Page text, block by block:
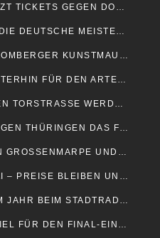
HSG: FINALE VORAUS – JETZT TICKETS GEGEN DORTMUND SICHERN!
HSG ERREICHT FINALE UM DIE DEUTSCHE MEISTERSCHAFT
VORFREUDE AUF DIE 25. BLOMBERGER KUNSTMAUER
BVB ENGAGIEREN SICH WEITERHIN FÜR DEN ARTENSCHUTZ
BAUARBEITEN IN DER NEUEN TORSTRASSE WERDEN FORTGESETZT
HSG WILL IN SPIEL DREI GEGEN THÜRINGEN DAS FINALE ERREICHEN
STRASSENSANIERUNGEN IN GROSSENMARPE UND WELLENTRUP
FREIBAD ÖFFNET AM 14. MAI – PREISE BLEIBEN UNVERÄNDERT
BLOMBERG AUCH IN DIESEM JAHR BEIM STADTRADELN DABEI
HSG BENÖTIGT DRITTES SPIEL FÜR DEN FINAL-EINZUG